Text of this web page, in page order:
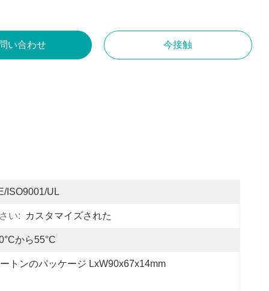
い合わせ 今接触
ISO9001/UL
い: カスタマイズされた
から55°C
トンのパッケージ LxW90x67x14mm